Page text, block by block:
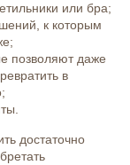
или бра;
к которым
позволяют даже
в
достаточно